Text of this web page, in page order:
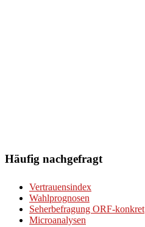
Häufig nachgefragt
Vertrauensindex
Wahlprognosen
Seherbefragung ORF-konkret
Microanalysen